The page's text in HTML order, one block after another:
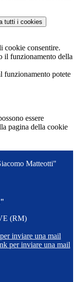
tutti i cookies
cookie consentire.
il funzionamento della
funzionamento potete
essere
pagina della cookie
Matteotti"
(RM)
inviare una mail
per inviare una mail